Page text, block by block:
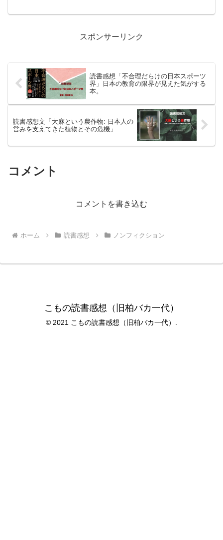
スポンサーリンク
読書感想「不合理だらけの日本スポーツ
界」日本の教育の限界が見えた気がする
本。
読書感想文「大麻という農作物: 日本人の
営みを支えてきた植物とその危機」
コメント
コメントを書き込む
ホーム 読書感想 ノンフィクション
こもの読書感想（旧柏バカ一代）
© 2021 こもの読書感想（旧柏バカ一代）.